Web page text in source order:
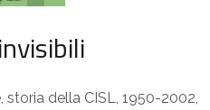
storia della CISL, 1950-2002,